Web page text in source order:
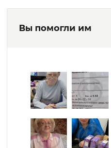
Вы помогли им